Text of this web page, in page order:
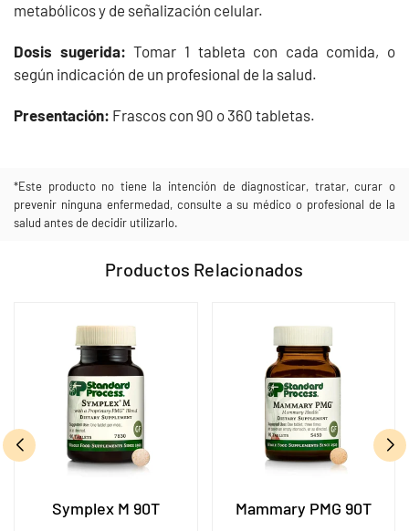
metabólicos y de señalización celular.
Dosis sugerida: Tomar 1 tableta con cada comida, o
según indicación de un profesional de la salud.
Presentación: Frascos con 90 o 360 tabletas.
*Este producto no tiene la intención de diagnosticar, tratar, curar o
prevenir ninguna enfermedad, consulte a su médico o profesional de la
salud antes de decidir utilizarlo.
Productos Relacionados
Symplex M 90T Mammary PMG 90T